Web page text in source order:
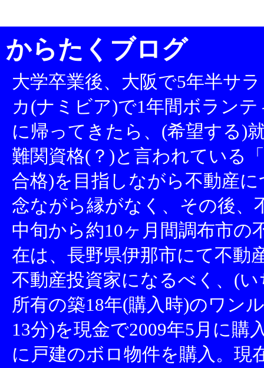
からたくブログ
大学卒業後、大阪で5年半サ
カ(ナミビア)で1年間ボラン
に帰ってきたら、(希望する)
難関資格(？)と言われている
合格)を目指しながら不動産
念ながら縁がなく、その後、
中旬から約10ヶ月間調布市の
在は、長野県伊那市にて不動
不動産投資家になるべく、(
所有の築18年(購入時)のワン
13分)を現金で2009年5月に購
に戸建のボロ物件を購入。現